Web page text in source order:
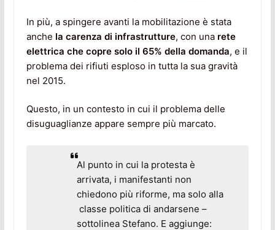
In più, a spingere avanti la mobilitazione è stata
anche la carenza di infrastrutture, con una rete
elettrica che copre solo il 65% della domanda, e il
problema dei rifiuti esploso in tutta la sua gravità
nel 2015.
Questo, in un contesto in cui il problema delle
disuguaglianze appare sempre più marcato.
Al punto in cui la protesta è
arrivata, i manifestanti non
chiedono più riforme, ma solo alla
classe politica di andarsene –
sottolinea Stefano. E aggiunge: